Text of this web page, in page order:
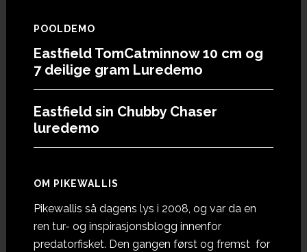
POOLDEMO
Eastfield TomCatminnow 10 cm og
7 deilige gram Luredemo
Eastfield sin Chubby Chaser
luredemo
OM PIKEWALLIS
Pikewallis så dagens lys i 2008, og var da en
ren tur- og inspirasjonsblogg innenfor
predatorfisket. Den gangen først og fremst for